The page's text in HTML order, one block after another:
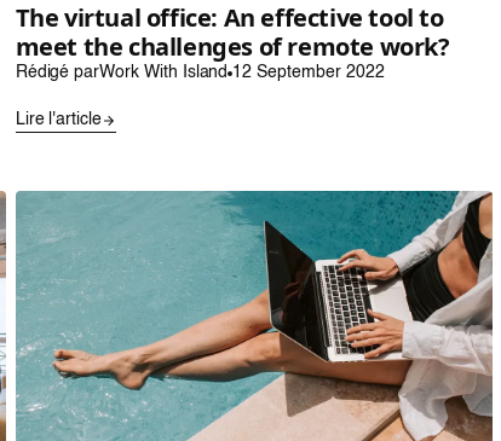
The virtual office: An effective tool to
meet the challenges of remote work?
Rédigé parWork With Island 12 September 2022
Lire l'article